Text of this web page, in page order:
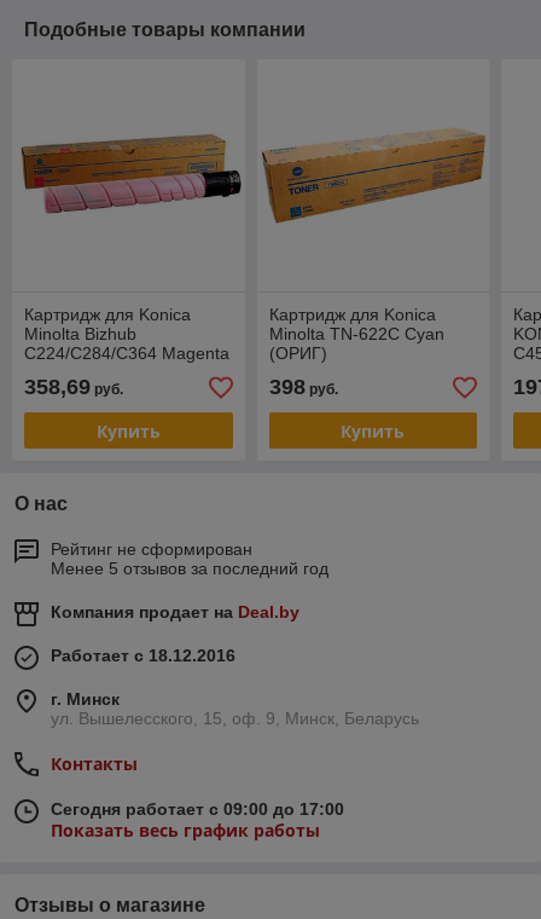
Подобные товары компании
Картридж для Konica
Minolta Bizhub
C224/C284/C364 Magenta
358,69 руб.
Купить
Картридж для Konica
Minolta TN-622C Cyan
(ОРИГ)
398руб.
Купить
О нас
Рейтинг не сформирован
Менее 5 отзывов за последний год
Компания продает на Deal.by
Работает с 18.12.2016
г. Минск
ул. Вышелесского, 15, оф. 9, Минск, Беларусь
Контакты
Сегодня работает с 09:00 до 17:00
Показать весь график работы
Отзывы о магазине